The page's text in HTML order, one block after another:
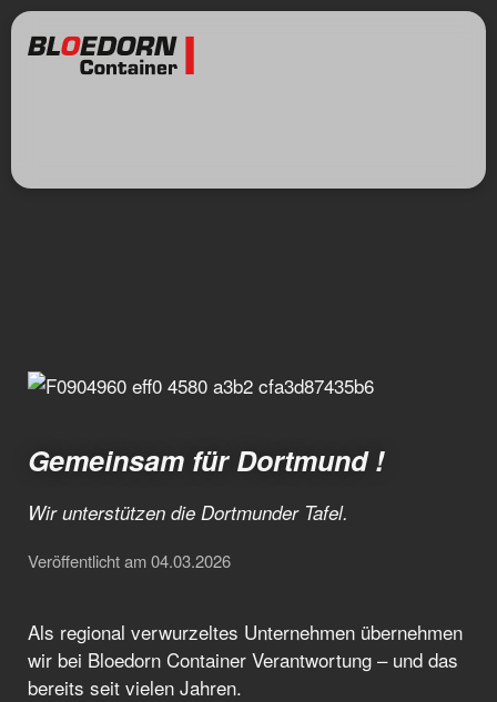
Gemeinsam für Dortmund !
Wir unterstützen die Dortmunder Tafel.
Veröffentlicht am 04.03.2026
Als regional verwurzeltes Unternehmen übernehmen
wir bei Bloedorn Container Verantwortung – und das
bereits seit vielen Jahren.